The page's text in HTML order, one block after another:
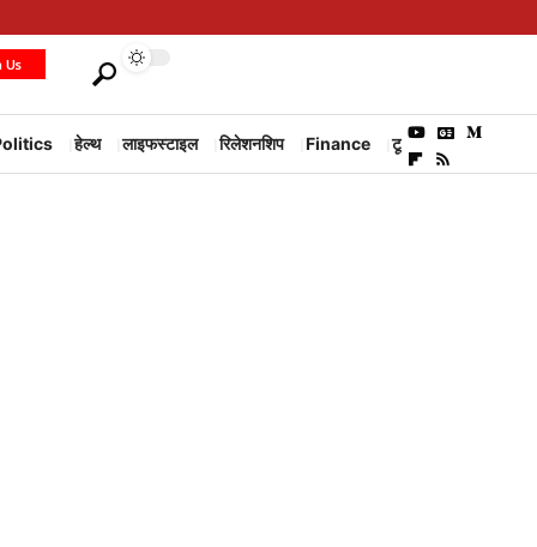
Us
हेल्थ लाइफस्टाइल रिलेशनशिप Finance टूरिज्म